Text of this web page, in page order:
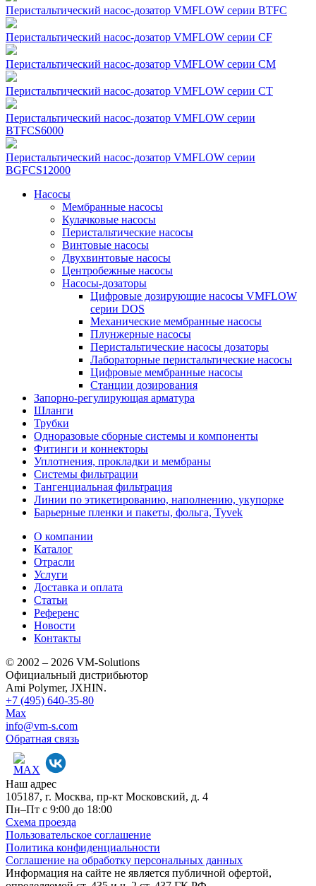
Перистальтический насос-дозатор VMFLOW серии BTFC
Перистальтический насос-дозатор VMFLOW серии CF
Перистальтический насос-дозатор VMFLOW серии CM
Перистальтический насос-дозатор VMFLOW серии CT
Перистальтический насос-дозатор VMFLOW серии
BTFCS6000
Перистальтический насос-дозатор VMFLOW серии
BGFCS12000
Насосы
Мембранные насосы
Кулачковые насосы
Перистальтические насосы
Винтовые насосы
Двухвинтовые насосы
Центробежные насосы
Насосы-дозаторы
Цифровые дозирующие насосы VMFLOW
серии DOS
Механические мембранные насосы
Плунжерные насосы
Перистальтические насосы дозаторы
Лабораторные перистальтические насосы
Цифровые мембранные насосы
Станции дозирования
Запорно-регулирующая арматура
Шланги
Трубки
Одноразовые сборные системы и компоненты
Фитинги и коннекторы
Уплотнения, прокладки и мембраны
Системы фильтрации
Тангенциальная фильтрация
Линии по этикетированию, наполнению, укупорке
Барьерные пленки и пакеты, фольга, Tyvek
О компании
Каталог
Отрасли
Услуги
Доставка и оплата
Статьи
Референс
Новости
Контакты
© 2002 – 2026 VM-Solutions
Официальный дистрибьютор
Ami Polymer, JXHIN.
+7 (495) 640-35-80
Max
info@vm-s.com
Обратная связь
Наш адрес
105187, г. Москва, пр-кт Московский, д. 4
Пн–Пт с 9:00 до 18:00
Схема проезда
Пользовательское соглашение
Политика конфиденциальности
Соглашение на обработку персональных данных
Информация на сайте не является публичной офертой,